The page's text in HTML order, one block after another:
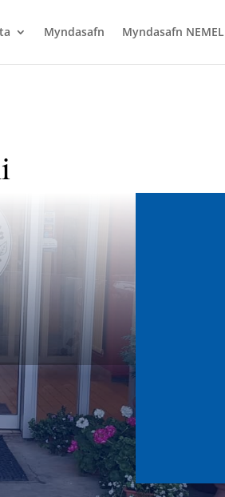
Myndasafn Myndasafn NEMEL
p